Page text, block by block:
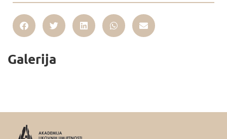
Galerija